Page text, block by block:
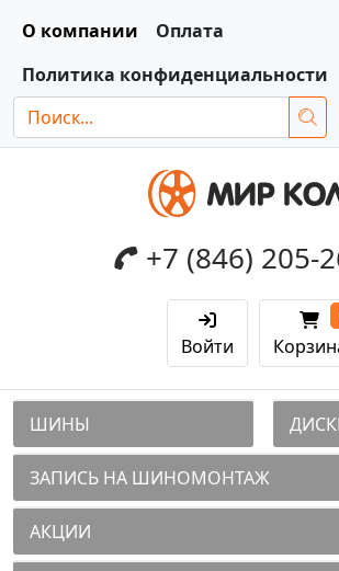
О компании
Оплата
Политика конфиденциальности
+7 (846) 205-
Войти
ШИНЫ
ЗАПИСЬ НА ШИНОМОНТАЖ
АКЦИИ